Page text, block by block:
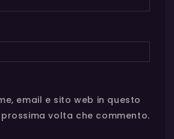
email e sito web in questo
volta che commento.